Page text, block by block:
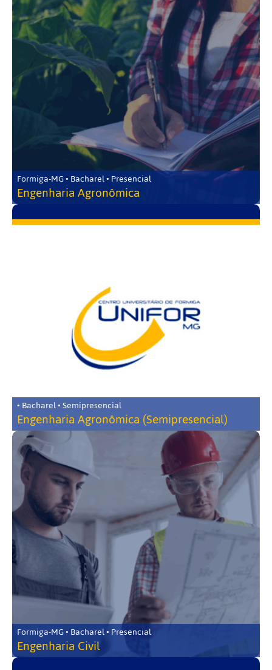
Formiga-MG • Bacharel • Presencial
Engenharia Agronômica
• Bacharel • Semipresencial
Engenharia Agronômica (Semipresencial)
Formiga-MG • Bacharel • Presencial
Engenharia Civil